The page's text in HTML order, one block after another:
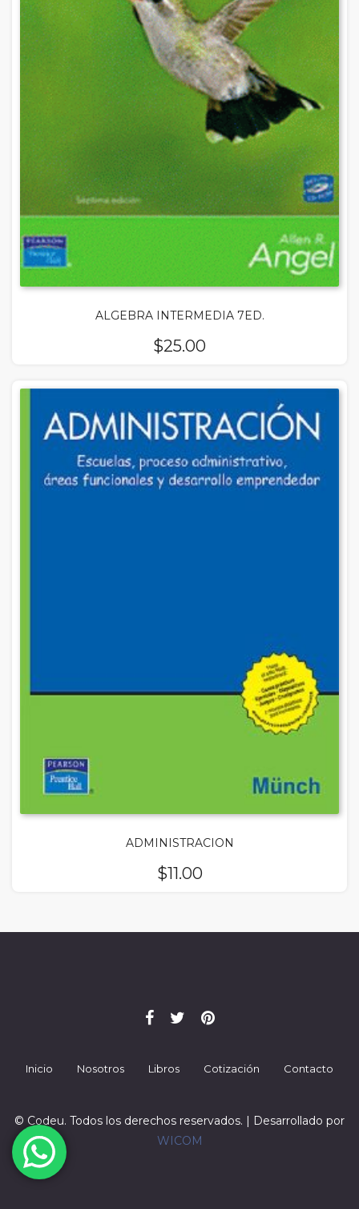
ALGEBRA INTERMEDIA 7ED.
$25.00
ADMINISTRACION
$11.00
Inicio Nosotros Libros Cotización Contacto
© Codeu. Todos los derechos reservados. | Desarrollado por
WICOM